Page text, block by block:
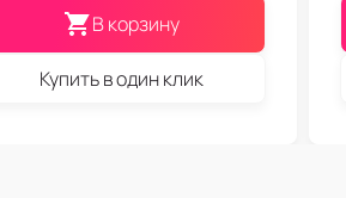
В корзину
Купить в один клик